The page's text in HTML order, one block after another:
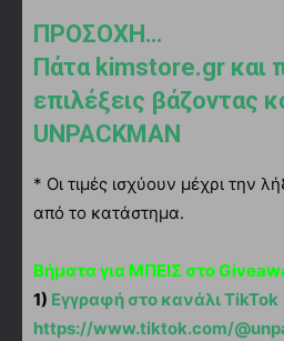
ΠΡΟΣΟΧΗ…
Πάτα kimstore.gr και
επιλέξεις βάζοντας
UNPACKMAN
* Οι τιμές ισχύουν μέχρι την
από το κατάστημα.
Βήματα για ΜΠΕΙΣ στο
1) Εγγραφή στο κανάλι TikTok
https://www.tiktok.com/